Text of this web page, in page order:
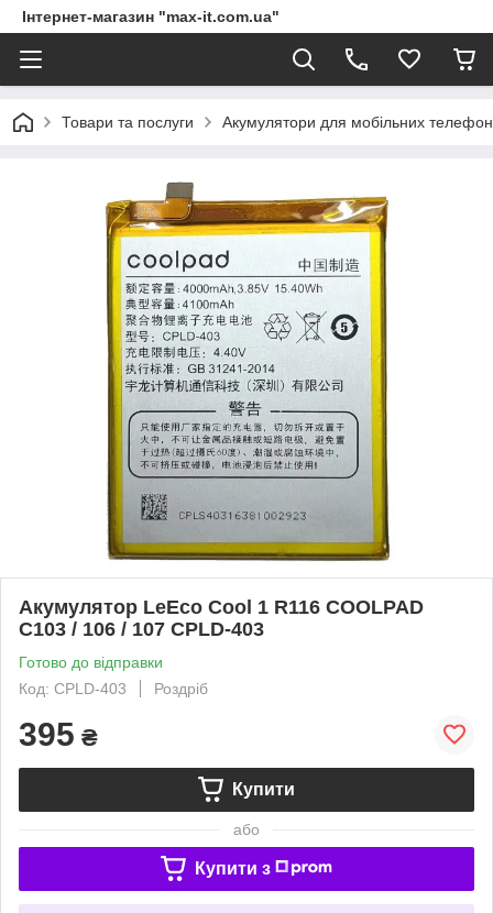
Інтернет-магазин "max-it.com.ua"
Товари та послуги Акумулятори для мобільних
Акумулятор LeEco Cool 1 R116 COOLPAD
C103 / 106 / 107 CPLD-403
Готово до відправки
Код: CPLD-403
Роздріб
395 ₴
Купити
або
Купити з